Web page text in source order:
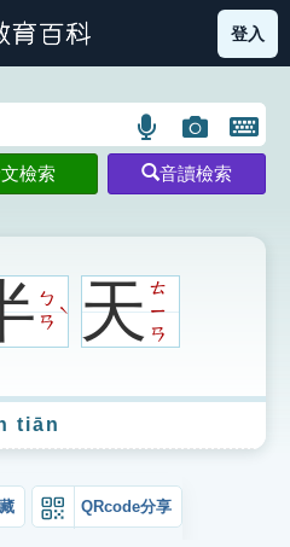
圖示 部首索引表圖示
登入
語
言
搜
示
圖
片
搜
開
鍵
圖
檢索 音讀檢索
ㄅ
ㄢ
ˋ 天ㄊ
ㄧ
ㄢ
tiān
QRcode分享